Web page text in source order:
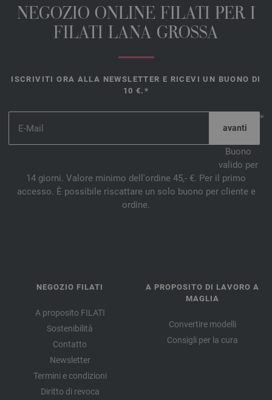
NEGOZIO ONLINE FILATI PER I
FILATI LANA GROSSA
ISCRIVITI ORA ALLA NEWSLETTER E RICEVI UN BUONO DI
10 €.*
*
Buono
valido per
14 giorni. Valore minimo dell'ordine 45,- €. Per il primo
accesso. È possibile riscattare un solo buono per cliente e
ordine.
NEGOZIO FILATI
A proposito FILATI
Sostenibilità
Contatto
Newsletter
Termini e condizioni
Diritto di revoca
A PROPOSITO DI LAVORO A
MAGLIA
Convertire modelli
Consigli per la cura